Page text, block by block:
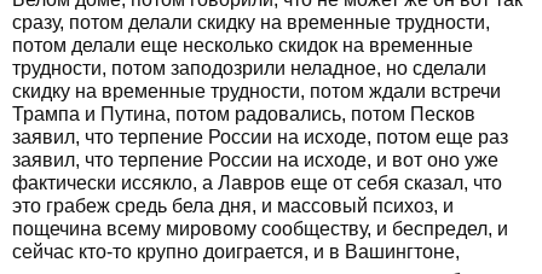
сразу, потом делали скидку на временные трудности,
потом делали еще несколько скидок на временные
трудности, потом заподозрили неладное, но сделали
скидку на временные трудности, потом ждали встречи
Трампа и Путина, потом радовались, потом Песков
заявил, что терпение России на исходе, потом еще раз
заявил, что терпение России на исходе, и вот оно уже
фактически иссякло, а Лавров еще от себя сказал, что
это грабеж средь бела дня, и массовый психоз, и
пощечина всему мировому сообществу, и беспредел, и
сейчас кто-то крупно доиграется, и в Вашингтоне,